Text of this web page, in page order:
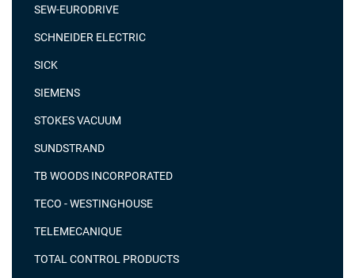
SEW-EURODRIVE
SCHNEIDER ELECTRIC
SICK
SIEMENS
STOKES VACUUM
SUNDSTRAND
TB WOODS INCORPORATED
TECO - WESTINGHOUSE
TELEMECANIQUE
TOTAL CONTROL PRODUCTS